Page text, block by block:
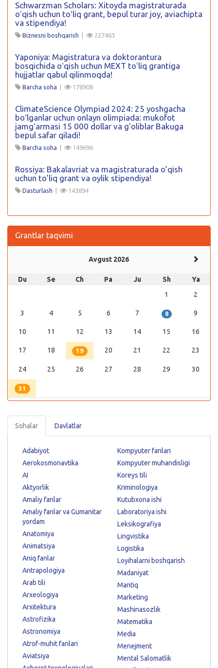
Schwarzman Scholars: Xitoyda magistraturada
oʻqish uchun toʻliq grant, bepul turar joy, aviachipta
va stipendiya!
Biznesni boshqarish 227463
Yaponiya: Magistratura va doktorantura
bosqichida oʻqish uchun MEXT toʻliq grantiga
hujjatlar qabul qilinmoqda!
Barcha soha 178908
ClimateScience Olympiad 2024: 25 yoshgacha
boʻlganlar uchun onlayn olimpiada: mukofot
jamgʻarmasi 15 000 dollar va gʻoliblar Bakuga
bepul safar qiladi!
Barcha soha 149696
Rossiya: Bakalavriat va magistraturada o’qish
uchun to’liq grant va oylik stipendiya!
Dasturlash 143894
Grantlar taqvimi
Avgust 2026
Du Se Ch Pa Ju Sh
Ya
1
2
3 4 5 6 7 8 9
10 11 12 13 14 15 16
17 18 19 20 21 22 23
24 25 26 27 28 29 30
31
Sohalar Davlatlar
Adabiyot
Aerokosmonavtika
AI
Aktyorlik
Amaliy fanlar
Amaliy fanlar va Gumanitar
yordam
Anatomiya
Animatsiya
Aniq fanlar
Antrapologiya
Arab tili
Arxeologiya
Arxitektura
Astrofizika
Astronomiya
Atrof-muhit fanlari
Aviatsiya
Kompyuter fanlari
Kompyuter muhandisligi
Koreys tili
Kriminologiya
Kutubxona ishi
Laboratoriya ishi
Leksikografiya
Lingvistika
Logistika
Loyihalarni boshqarish
Madaniyat
Mantiq
Marketing
Mashinasozlik
Matematika
Media
Menejment
Mental Salomatlik